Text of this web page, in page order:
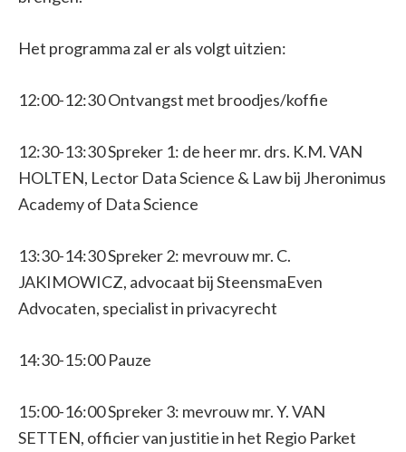
Het programma zal er als volgt uitzien:
12:00-12:30 Ontvangst met broodjes/koffie
12:30-13:30 Spreker 1: de heer mr. drs. K.M. VAN
HOLTEN, Lector Data Science & Law bij Jheronimus
Academy of Data Science
13:30-14:30 Spreker 2: mevrouw mr. C.
JAKIMOWICZ, advocaat bij SteensmaEven
Advocaten, specialist in privacyrecht
14:30-15:00 Pauze
15:00-16:00 Spreker 3: mevrouw mr. Y. VAN
SETTEN, officier van justitie in het Regio Parket